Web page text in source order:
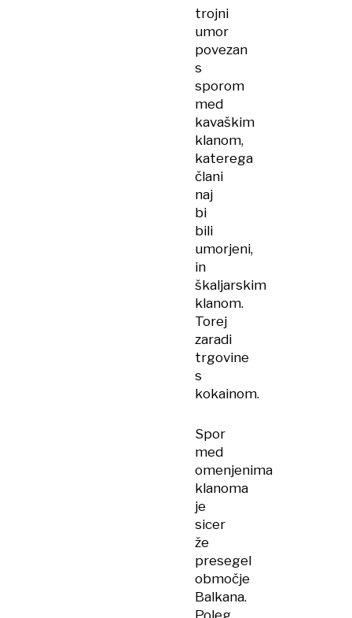
trojni
umor
povezan
s
sporom
med
kavaškim
klanom,
katerega
člani
naj
bi
bili
umorjeni,
in
škaljarskim
klanom.
Torej
zaradi
trgovine
s
kokainom.
Spor
med
omenjenima
klanoma
je
sicer
že
presegel
območje
Balkana.